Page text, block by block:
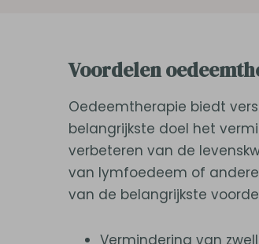
Voordelen
Oedeemtherapie biedt
belangrijkste doel het
verbeteren van de
van lymfoedeem of
van de belangrijkste
Vermindering van